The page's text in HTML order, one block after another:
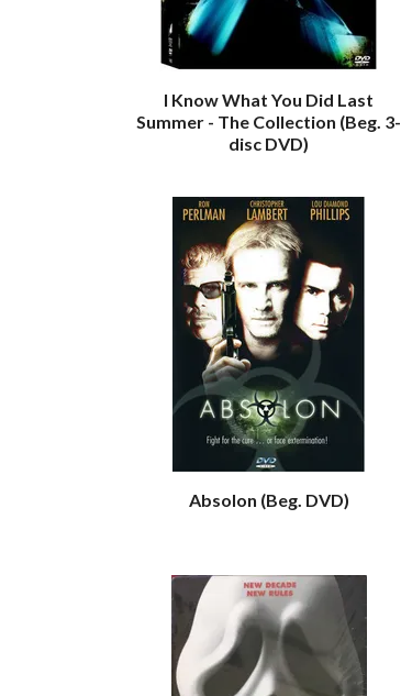
I Know What You Did Last
Summer - The Collection (Beg. 3-
disc DVD)
Absolon (Beg. DVD)